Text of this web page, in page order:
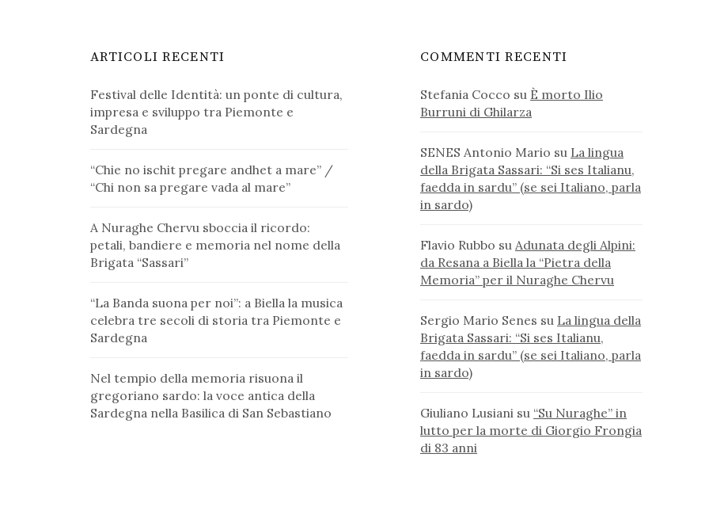
ARTICOLI RECENTI
Festival delle Identità: un ponte di cultura,
impresa e sviluppo tra Piemonte e
Sardegna
“Chie no ischit pregare andhet a mare” /
“Chi non sa pregare vada al mare”
A Nuraghe Chervu sboccia il ricordo:
petali, bandiere e memoria nel nome della
Brigata “Sassari”
“La Banda suona per noi”: a Biella la musica
celebra tre secoli di storia tra Piemonte e
Sardegna
Nel tempio della memoria risuona il
gregoriano sardo: la voce antica della
Sardegna nella Basilica di San Sebastiano
COMMENTI RECENTI
Stefania Cocco su È morto Ilio
Burruni di Ghilarza
SENES Antonio Mario su La lingua
della Brigata Sassari: “Si ses Italianu,
faedda in sardu” (se sei Italiano, parla
in sardo)
Flavio Rubbo su Adunata degli Alpini:
da Resana a Biella la “Pietra della
Memoria” per il Nuraghe Chervu
Sergio Mario Senes su La lingua della
Brigata Sassari: “Si ses Italianu,
faedda in sardu” (se sei Italiano, parla
in sardo)
Giuliano Lusiani su “Su Nuraghe” in
lutto per la morte di Giorgio Frongia
di 83 anni